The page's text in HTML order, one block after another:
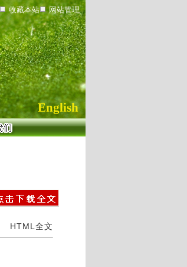
收藏本站 网站管理
English
HTML全文